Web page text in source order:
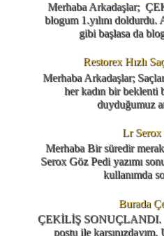
Merhaba Arkadaşlar;
blogum 1.yılını doldurdu.
gibi başlasa da
Restorex Hızlı
Merhaba Arkadaşlar;
her kadın bir beklenti
duyduğumuz
Lr Serox
Merhaba Bir süredir
Serox Göz Pedi yazımı
kullanımda
Burada
ÇEKİLİŞ SONUÇLANDI.
postu ile